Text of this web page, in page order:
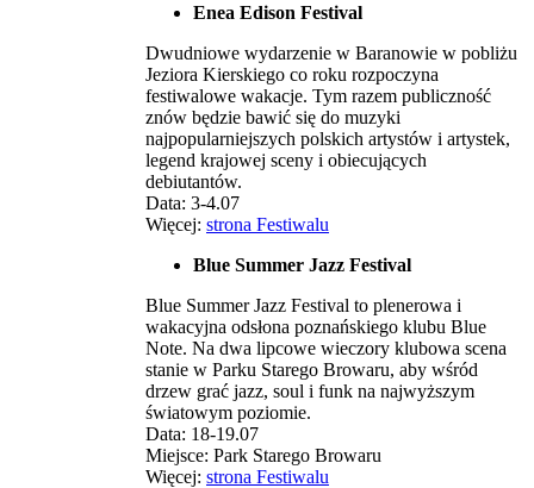
Enea Edison Festival
Dwudniowe wydarzenie w Baranowie w pobliżu
Jeziora Kierskiego co roku rozpoczyna
festiwalowe wakacje. Tym razem publiczność
znów będzie bawić się do muzyki
najpopularniejszych polskich artystów i artystek,
legend krajowej sceny i obiecujących
debiutantów.
Data: 3-4.07
Więcej: strona Festiwalu
Blue Summer Jazz Festival
Blue Summer Jazz Festival to plenerowa i
wakacyjna odsłona poznańskiego klubu Blue
Note. Na dwa lipcowe wieczory klubowa scena
stanie w Parku Starego Browaru, aby wśród
drzew grać jazz, soul i funk na najwyższym
światowym poziomie.
Data: 18-19.07
Miejsce: Park Starego Browaru
Więcej: strona Festiwalu